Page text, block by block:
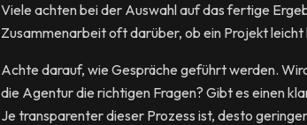
Viele achten bei der Auswahl auf das fertige
Zusammenarbeit oft darüber, ob ein Projekt
Achte darauf, wie Gespräche geführt werden.
die Agentur die richtigen Fragen? Gibt es einen
Je transparenter dieser Prozess ist, desto